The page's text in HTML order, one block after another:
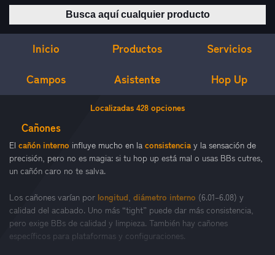
Buscar productos
Inicio Productos Servicios
Campos Asistente Hop Up
CAÑONES DE PRECISIÓN AIRSOFT
Localizadas 428 opciones
Cañones
El cañón interno influye mucho en la consistencia y la sensación de
precisión, pero no es magia: si tu hop up está mal o usas BBs cutres,
un cañón caro no te salva.
Los cañones varían por longitud, diámetro interno (6.01–6.08) y
calidad del acabado. Uno más “tight” puede dar más consistencia,
pero exige BBs de calidad y limpieza. También hay cañones
específicos para plataformas y configuraciones.